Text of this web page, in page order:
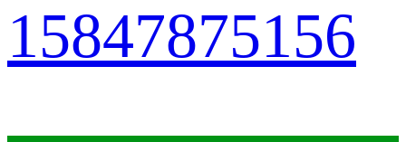
15847875156